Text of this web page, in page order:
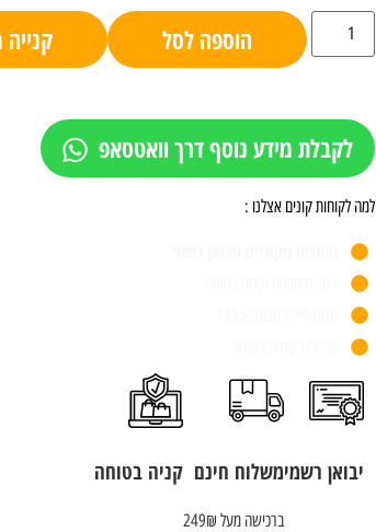
הוספה לסל
לקבלת מידע נוסף דרך וואטסאפ
למה לקוחות קונים אצלנו :
יבואן רשמימשלוח חינם
ברכישה מעל 249₪
קניה בטוחה